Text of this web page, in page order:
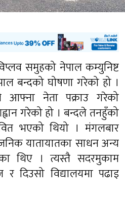
समुहको नेपाल कम्युनिष्ट
बन्दको घोषणा गरेको हो ।
नेता पक्राउ गरेको
गरेको हो । बन्दले तनहुँको
भएको थियो । मंगलबार
यातायातका साधन अन्य
थिए । त्यस्तै सदरमुकाम
दिउसो विद्यालयमा पढाइ